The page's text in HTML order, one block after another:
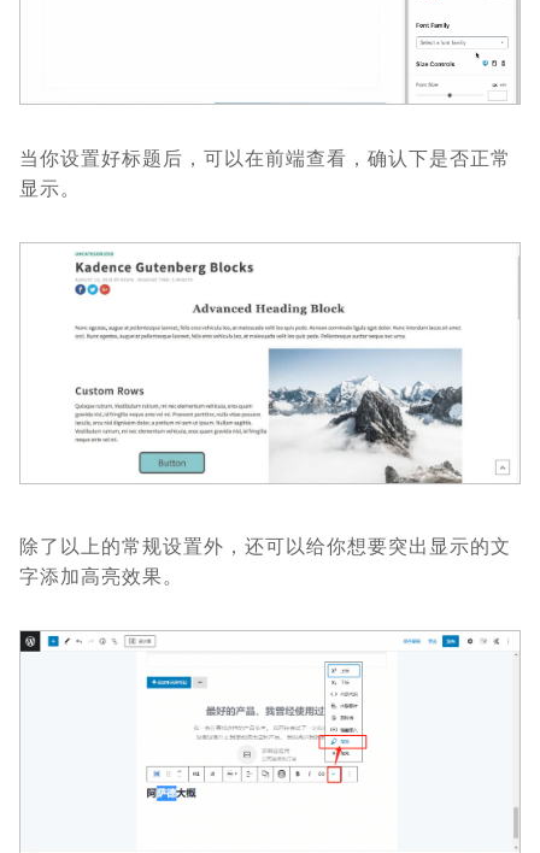
当你设置好标题后，可以在前端查看，确认下是否正常
显示。
除了以上的常规设置外，还可以给你想要突出显示的文
字添加高亮效果。